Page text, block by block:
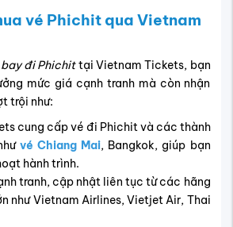
vé Phichit qua Vietnam
đi Phichittại Vietnam Tickets, bạn
mức giá cạnh tranh mà còn nhận
trội như:
cung cấp vé đi Phichit và các thành
vé Chiang Mai, Bangkok, giúp bạn
hành trình.
tranh, cập nhật liên tục từ các hãng
như Vietnam Airlines, Vietjet Air, Thai